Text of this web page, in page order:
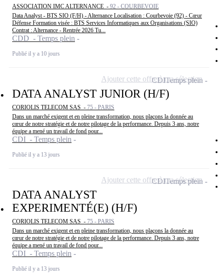
ASSOCIATION IMC ALTERNANCE - 92 - COURBEVOIE
Data Analyst - BTS SIO (F/H) - Alternance Localisation : Courbevoie (92) - Cœur
Défense Formation visée : BTS Services Informatiques aux Organisations (SIO)
Contrat : Alternance - Rentrée 2026 Tu...
CDD - Temps plein
Publié il y a 10 jours
DATA ANALYST JUNIOR (H/F)
CORIOLIS TELECOM SAS - 75 - PARIS
Dans un marché exigent et en pleine transformation, nous plaçons la donnée au
cœur de notre stratégie et de notre pilotage de la performance. Depuis 3 ans, notre
équipe a mené un travail de fond pour...
CDI - Temps plein
Publié il y a 13 jours
CDITemps plein
Ajouter cette offre à ma sélection
DATA ANALYST
EXPERIMENTÉ(E) (H/F)
CORIOLIS TELECOM SAS - 75 - PARIS
Dans un marché exigent et en pleine transformation, nous plaçons la donnée au
cœur de notre stratégie et de notre pilotage de la performance. Depuis 3 ans, notre
équipe a mené un travail de fond pour...
CDI - Temps plein
Publié il y a 13 jours
CDITemps plein
Ajouter cette offre à ma sélection